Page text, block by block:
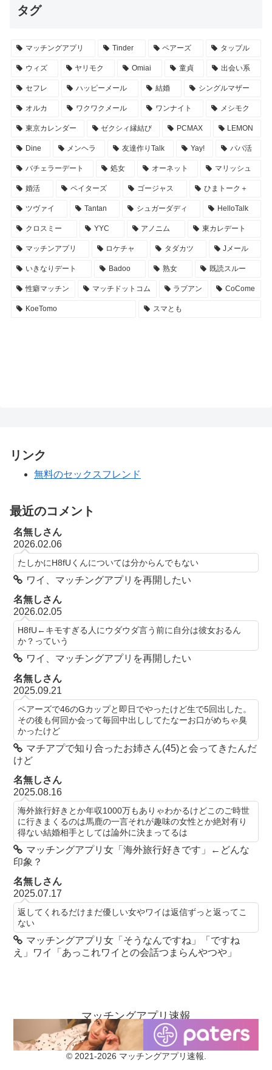
タグ
マッチングアプリ Tinder ペアーズ タップル
ウィズ ヤリモク Omiai 童貞 出会い系
セフレ ハッピーメール 結婚 シングルマザー
オルカ ワクワクメール ワンナイト メシモク
東京カレンダー ゼクシィ縁結び PCMAX LEMON
Dine メンヘラ 友達作りTalk Yay! パパ活
バチェラーデート 処女 オーネット マリッシュ
婚活 ペイターズ ゴージャス ひまトーク＋
ツヴァイ Tantan シュガーダディ HelloTalk
クロスミー YYC アノニム 東カレデート
マッチンアプリ ロケチャ タダカツ Jメール
いきなりデート Badoo 熟女 既読スルー
性癖マッチン マッチドットコム ラブアン CoCome
KoeTomo スマとも
リンク
無料のセックスフレンド
最近のコメント
名無しさん
2026.02.06
たしかにH8fUくんについては分からんでもない
ワイ、マッチングアプリを再開したい
名無しさん
2026.02.05
H8fU←キモすぎる人にウダウダ言う前に自分は彼女おるん
か？っていう
ワイ、マッチングアプリを再開したい
名無しさん
2025.09.21
ペアーズで46のGカップと即日でやったけど生で5回出した。
その後も何回か会って毎回中出ししてたなーお口がめちゃ臭
かったけど
マチアプで知り合ったお姉さん(45)と会ってきたんだ
けど
名無しさん
2025.08.16
海外旅行好きとか年収1000万もありゃわかるけどこのご時世
に行きまくるのは馬鹿の一言それが趣味の女性とか絶対有り
得ない結婚相手としては論外に決まってるは
マッチングアプリ女「海外旅行好きです」←どんな
印象？
名無しさん
2025.07.17
返してくれるだけまだ優しい女やワイは返信ずっと返ってこ
ない
マッチングアプリ女「そうなんですね」「ですね
え」ワイ「あっこれワイとの会話つまらんやつや」
マッチングアプリ速報
お問い合わせ 当ブログについて
© 2021-2026 マッチングアプリ速報.